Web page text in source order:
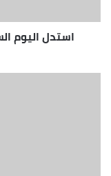
حول هذا الموضع .
استدل اليوم